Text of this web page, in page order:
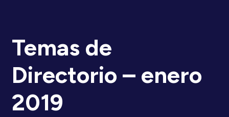
Temas de
Directorio – enero
2019